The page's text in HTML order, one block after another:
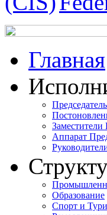
Главная
Заместители
Аппарат
Образование
Спорт и